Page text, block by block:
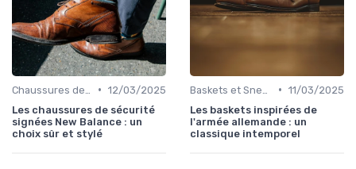
• 12/03/2025
Les chaussures de sécurité
signées New Balance : un
choix sûr et stylé
• 11/03/2025
Les baskets inspirées de
l'armée allemande : un
classique intemporel